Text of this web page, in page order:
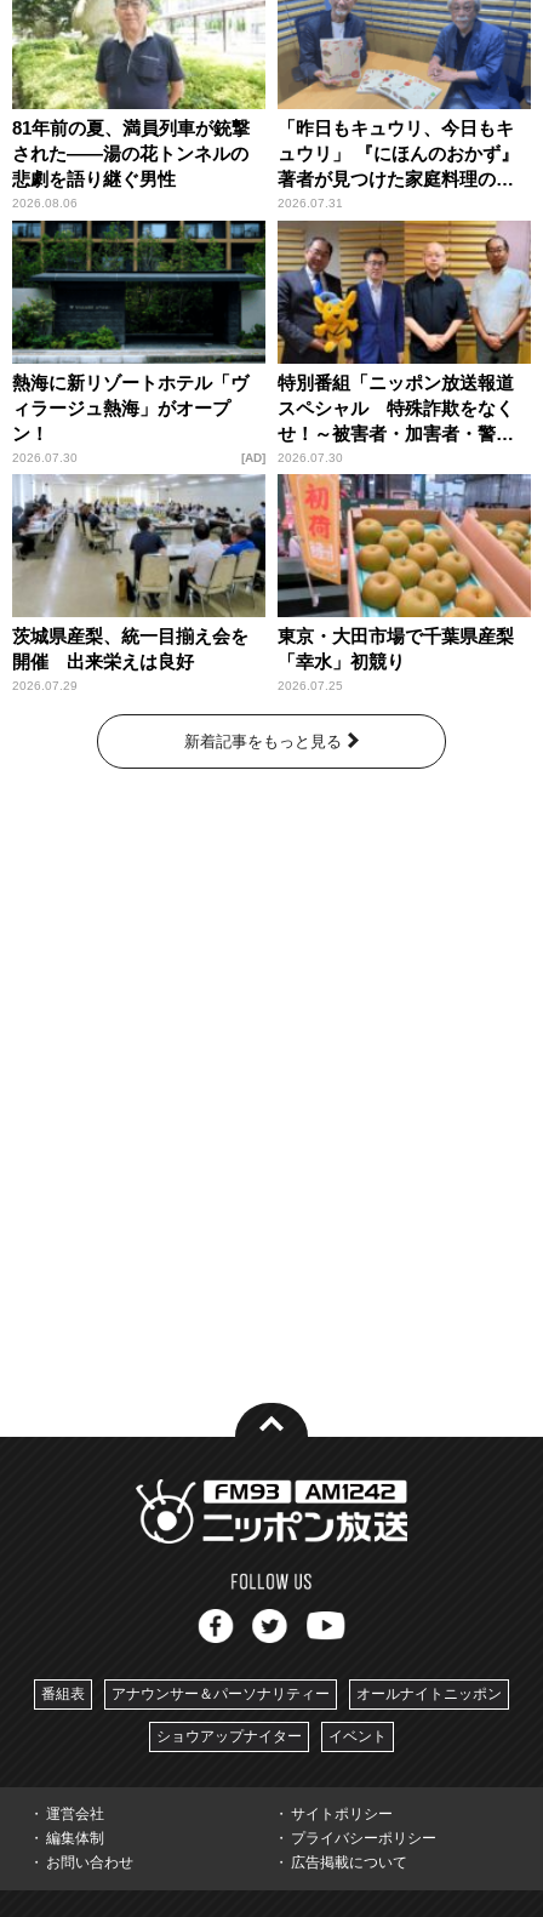
81年前の夏、満員列車が銃撃
された――湯の花トンネルの
悲劇を語り継ぐ男性
2026.08.06
「昨日もキュウリ、今日もキ
ュウリ」 『にほんのおかず』
著者が見つけた家庭料理の知
恵
2026.07.31
熱海に新リゾートホテル「ヴ
ィラージュ熱海」がオープ
ン！
2026.07.30 AD
特別番組「ニッポン放送報道
スペシャル 特殊詐欺をなく
せ！～被害者・加害者・警視
庁が語るトクリュウの実態
～」放送
2026.07.30
茨城県産梨、統一目揃え会を
開催 出来栄えは良好
2026.07.29
東京・大田市場で千葉県産梨
「幸水」初競り
2026.07.25
新着記事をもっと見る
番組表 アナウンサー＆パーソナリティー オールナイトニッポン
ショウアップナイター イベント
運営会社
サイトポリシー
編集体制
プライバシーポリシー
お問い合わせ
広告掲載について